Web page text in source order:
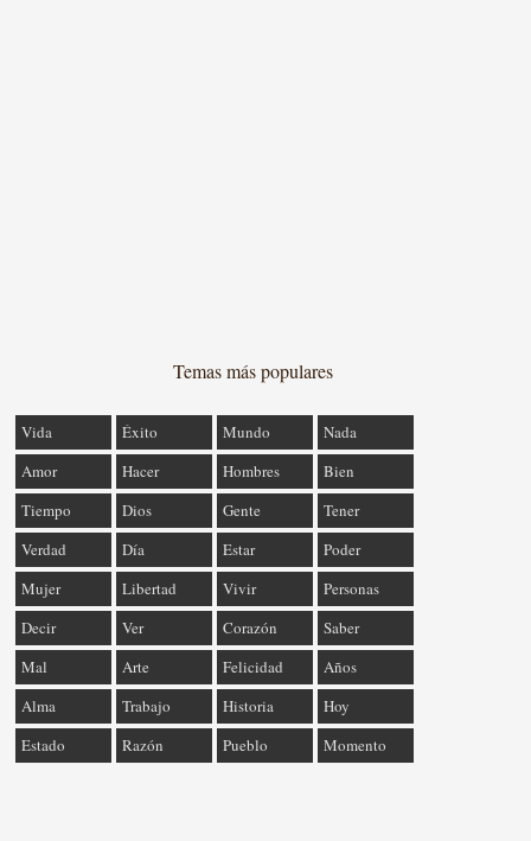
Temas más populares
Vida Éxito Mundo
Nada
Amor
Hacer Hombres
Bien
Tiempo
Dios Gente
Tener
Verdad
Día Estar
Poder
Mujer
Libertad Vivir
Personas
Decir
Ver Corazón
Saber
Mal
Arte Felicidad
Años
Alma
Trabajo Historia
Hoy
Estado
Razón Pueblo Momento